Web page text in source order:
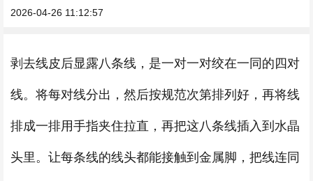
2026-04-26 11:12:57
剥去线皮后显露八条线，是一对一对绞在一同的四对
线。将每对线分出，然后按规范次第排列好，再将线
排成一排用手指夹住拉直，再把这八条线插入到水晶
头里。让每条线的线头都能接触到金属脚，把线连同